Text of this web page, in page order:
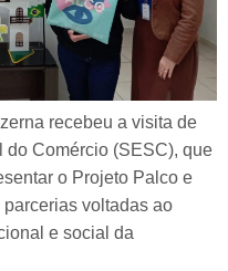
recebeu a visita de
do Comércio (SESC), que
o Projeto Palco e
voltadas ao
e social da